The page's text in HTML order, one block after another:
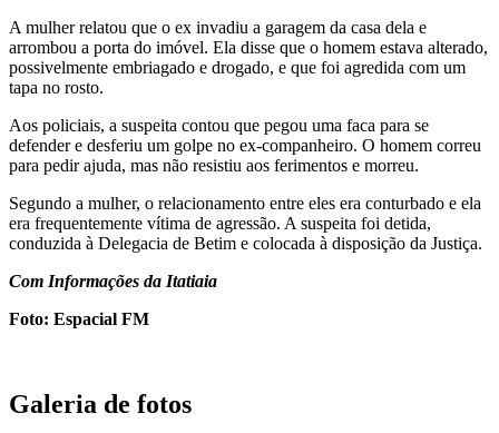
A mulher relatou que o ex invadiu a garagem da casa dela e
arrombou a porta do imóvel. Ela disse que o homem estava alterado,
possivelmente embriagado e drogado, e que foi agredida com um
tapa no rosto.
Aos policiais, a suspeita contou que pegou uma faca para se
defender e desferiu um golpe no ex-companheiro. O homem correu
para pedir ajuda, mas não resistiu aos ferimentos e morreu.
Segundo a mulher, o relacionamento entre eles era conturbado e ela
era frequentemente vítima de agressão. A suspeita foi detida,
conduzida à Delegacia de Betim e colocada à disposição da Justiça.
Com Informações da Itatiaia
Foto: Espacial FM
Galeria de fotos